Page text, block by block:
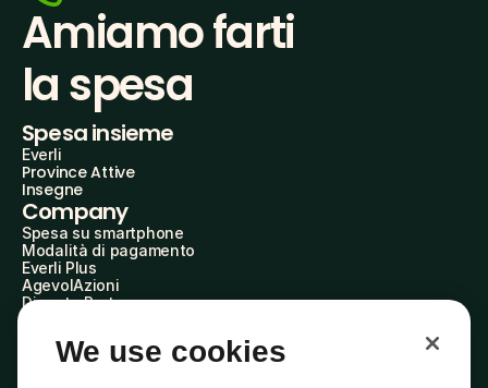
Amiamo farti
la spesa
Spesa insieme
Everli
Province Attive
Insegne
Company
Spesa su smartphone
Modalità di pagamento
Everli Plus
AgevolAzioni
Diventa Partner
Everli Shoppers
About Us
We use cookies